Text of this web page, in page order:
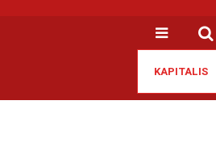
KAPITALIS